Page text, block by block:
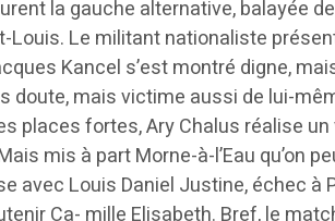
la gauche alternative, balayée
Louis. Le militant nationaliste
Kancel s’est montré digne,
doute, mais victime aussi de lui-
places fortes, Ary Chalus réalise
mis à part Morne-à-l’Eau qu’on
avec Louis Daniel Justine, échec